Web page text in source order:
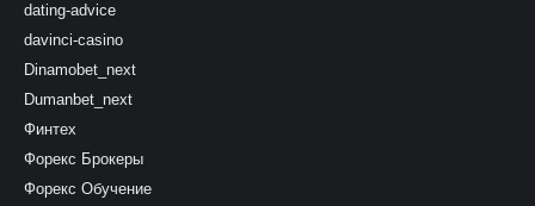
dating-advice
davinci-casino
Dinamobet_next
Dumanbet_next
Финтех
Форекс Брокеры
Форекс Обучение